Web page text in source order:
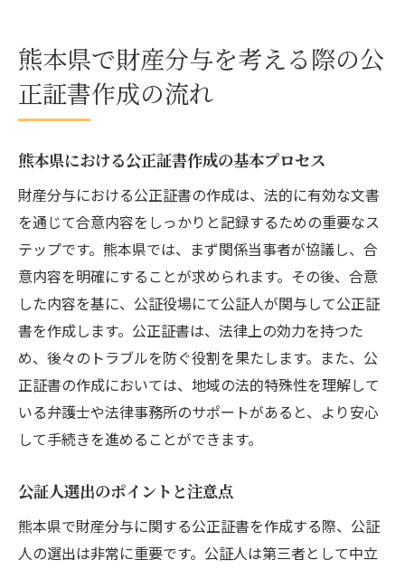
熊本県で財産分与を考える際の公
正証書作成の流れ
熊本県における公正証書作成の基本プロセス
財産分与における公正証書の作成は、法的に有効な文書
を通じて合意内容をしっかりと記録するための重要なス
テップです。熊本県では、まず関係当事者が協議し、合
意内容を明確にすることが求められます。その後、合意
した内容を基に、公証役場にて公証人が関与して公正証
書を作成します。公正証書は、法律上の効力を持つた
め、後々のトラブルを防ぐ役割を果たします。また、公
正証書の作成においては、地域の法的特殊性を理解して
いる弁護士や法律事務所のサポートがあると、より安心
して手続きを進めることができます。
公証人選出のポイントと注意点
熊本県で財産分与に関する公正証書を作成する際、公証
人の選出は非常に重要です。公証人は第三者として中立